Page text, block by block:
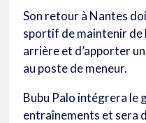
Son retour à Nantes
sportif de maintenir de
arrière et d’apporter
au poste de meneur.
Bubu Palo intégrera le
entraînements et sera